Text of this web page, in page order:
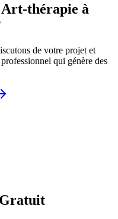
thérapie à
de votre projet et
qui génère des